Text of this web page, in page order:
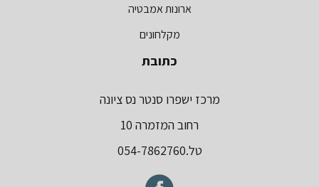
ארונות אמבטיה
מקלחונים
כתובת
מרכז ישפרו סנטר נס ציונה
רחוב המזמרה 10
טל.054-7862760